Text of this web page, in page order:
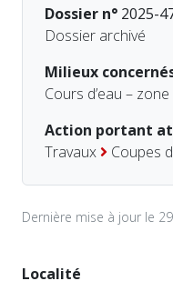
Dossier n° 2025-
Dossier archivé
Milieux
Cours d’eau –
Action portant
Travaux
Coupes
Dernière mise à jour le
Localité